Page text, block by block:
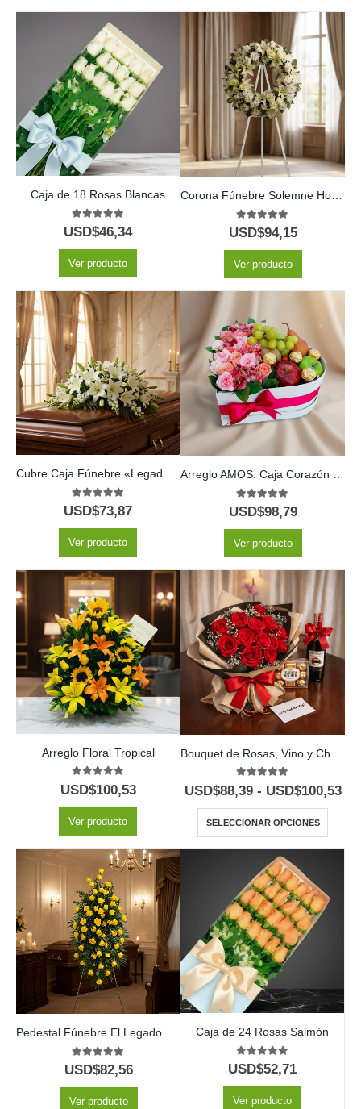
Caja de 18 Rosas Blancas
5.00out of 5
USD$46,34
Ver producto
Corona Fúnebre Solemne Homenaje Joshua 🕊️
5.00out of 5
USD$94,15
Ver producto
5.00 out of 5
USD$73,87
Ver producto
5.00 out of 5
USD$98,79
Ver producto
Arreglo Floral Tropical
5.00out of 5
USD$100,53
Ver producto
5.00 out of 5
USD$88,39 - USD$100,53
SELECCIONAR OPCIONES
Pedestal Fúnebre El Legado de Domingo: Homenaje Solemne 🕊️
5.00out of 5
USD$82,56
Ver producto
Caja de 24 Rosas Salmón
5.00out of 5
USD$52,71
Ver producto